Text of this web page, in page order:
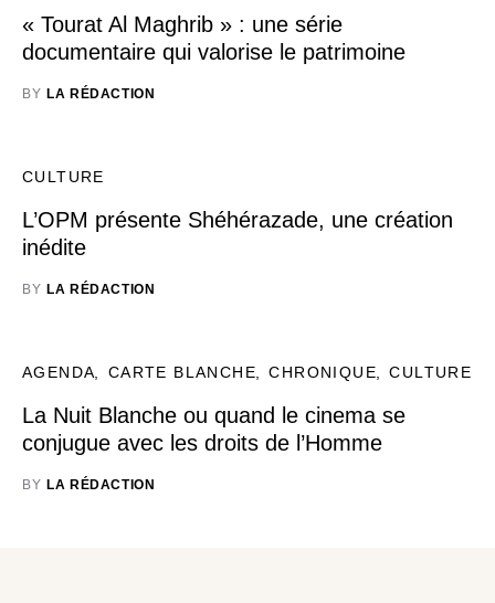
« Tourat Al Maghrib » : une série
documentaire qui valorise le patrimoine
BY LA RÉDACTION
CULTURE
L’OPM présente Shéhérazade, une création
inédite
BY LA RÉDACTION
AGENDA CARTE BLANCHE CHRONIQUE CULTURE
La Nuit Blanche ou quand le cinema se
conjugue avec les droits de l’Homme
BY LA RÉDACTION